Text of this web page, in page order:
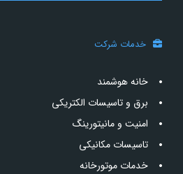
خدمات شرکت
خانه هوشمند
برق و تاسیسات الکتریکی
امنیت و مانیتورینگ
تاسیسات مکانیکی
خدمات موتورخانه